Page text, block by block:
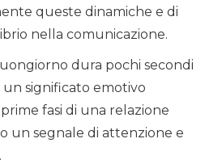
queste dinamiche e di
nella comunicazione.
dura pochi secondi
significato emotivo
fasi di una relazione
un segnale di attenzione e